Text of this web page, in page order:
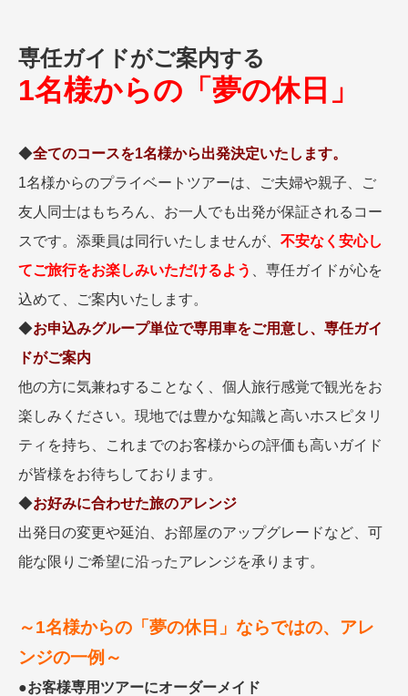
目的・テーマから探す
美術鑑賞
一都市滞在
お祭り・イベント
絶景
日系航空会社で行く
世界遺産を訪れる
1度は見てみたい遺跡
野生動物に出合う
クルーズ
音楽鑑賞
名画鑑賞
ハイキング・トレッキング
専任ガイド・講師同行の旅
ラ・プルミエール（エールフランス
航空）
季節の風景
特別企画
ラグジュアリーバスでめぐる
アドベンチャーツーリズム・ウォー
キング
観光列車
島旅
芸術鑑賞（美術、音楽）・講師同行
の旅
専任ガイドがご案内する
1名様からの「夢の休日」
◆全てのコースを1名様から出発決定いたします。
1名様からのプライベートツアーは、ご夫婦や親子、ご
友人同士はもちろん、お一人でも出発が保証されるコー
スです。添乗員は同行いたしませんが、 不安なく安心し
てご旅行をお楽しみいただけるよう
、専任ガイドが心を
込めて、ご案内いたします。
◆お申込みグループ単位で専用車をご用意し、専任ガイ
ドがご案内
他の方に気兼ねすることなく、個人旅行感覚で観光をお
楽しみください。現地では豊かな知識と高いホスピタリ
ティを持ち、これまでのお客様からの評価も高いガイド
が皆様をお待ちしております。
◆お好みに合わせた旅のアレンジ
出発日の変更や延泊、お部屋のアップグレードなど、可
能な限りご希望に沿ったアレンジを承ります。
～1名様からの「夢の休日」ならではの、アレ
ンジの一例～
●お客様専用ツアーにオーダーメイド